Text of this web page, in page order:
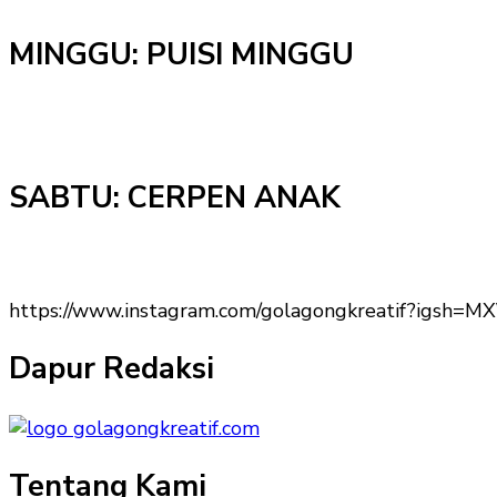
MINGGU: PUISI MINGGU
SABTU: CERPEN ANAK
https://www.instagram.com/
Dapur Redaksi
Tentang Kami